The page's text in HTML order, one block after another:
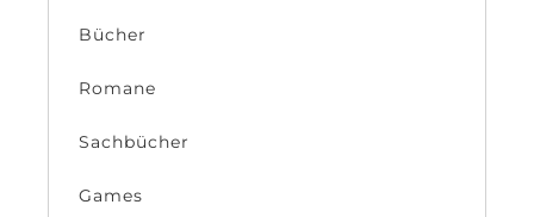
Bücher
Romane
Sachbücher
Games